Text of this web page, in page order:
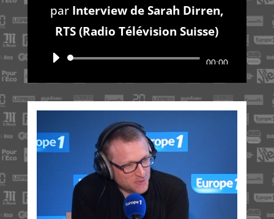
par Interview de Sarah Dirren,
RTS (Radio Télévision Suisse)
Lecteur
audio
00:00